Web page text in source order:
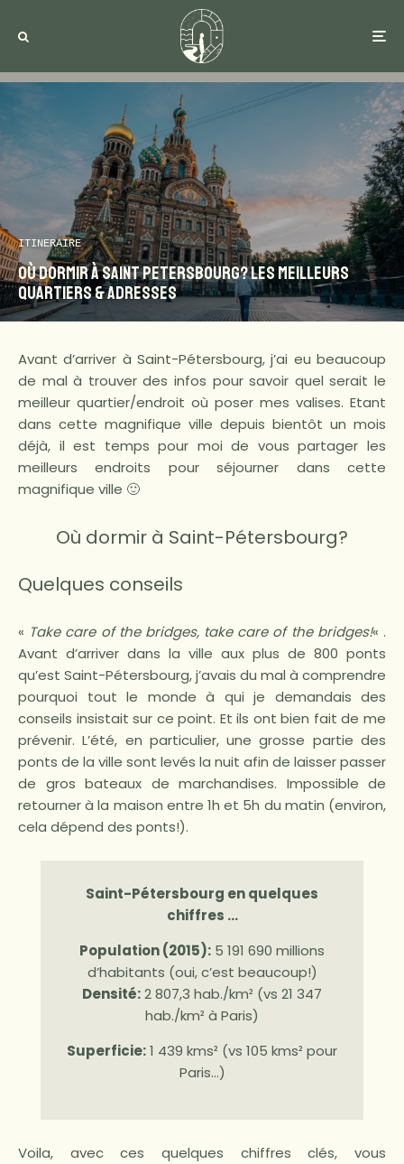
ITINERAIRE
Où dormir à Saint Petersbourg? Les meilleurs
quartiers & adresses
Avant d’arriver à Saint-Pétersbourg, j’ai eu beaucoup
de mal à trouver des infos pour savoir quel serait le
meilleur quartier/endroit où poser mes valises. Etant
dans cette magnifique ville depuis bientôt un mois
déjà, il est temps pour moi de vous partager les
meilleurs endroits pour séjourner dans cette
magnifique ville 🙂
Où dormir à Saint-Pétersbourg?
Quelques conseils
« Take care of the bridges, take care of the bridges!« .
Avant d’arriver dans la ville aux plus de 800 ponts
qu’est Saint-Pétersbourg, j’avais du mal à comprendre
pourquoi tout le monde à qui je demandais des
conseils insistait sur ce point. Et ils ont bien fait de me
prévenir. L’été, en particulier, une grosse partie des
ponts de la ville sont levés la nuit afin de laisser passer
de gros bateaux de marchandises. Impossible de
retourner à la maison entre 1h et 5h du matin (environ,
cela dépend des ponts!).
Saint-Pétersbourg en quelques
chiffres …
Population (2015): 5 191 690 millions
d’habitants (oui, c’est beaucoup!)
Densité:2 807,3 hab./km² (vs 21 347
hab./km² à Paris)
Superficie:1 439 kms² (vs 105 kms² pour
Paris…)
Voila, avec ces quelques chiffres clés, vous